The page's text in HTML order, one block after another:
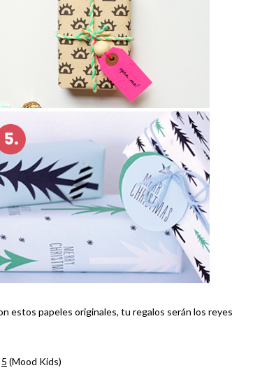
estos papeles originales, tu regalos serán los reyes
5 (Mood Kids)